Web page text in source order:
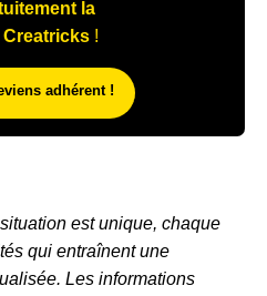
la
!
adhérent !
est unique, chaque
qui entraînent une
Les informations